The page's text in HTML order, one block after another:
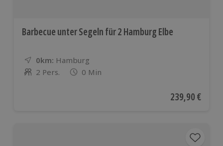
Barbecue unter Segeln für 2 Hamburg Elbe
0km: Entfernung
Standort
Hamburg
Anzahl der Teilnehmer
2 Pers. 0 Min
Aktueller Preis
239,90 €